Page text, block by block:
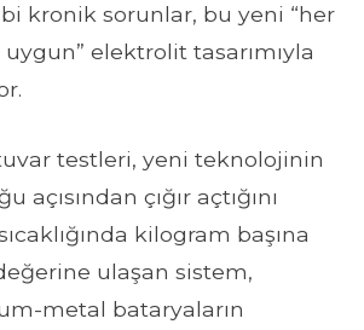
kronik sorunlar, bu yeni “her
elektrolit tasarımıyla
testleri, yeni teknolojinin
açısından çığır açtığını
kilogram başına
ulaşan sistem,
metal bataryaların